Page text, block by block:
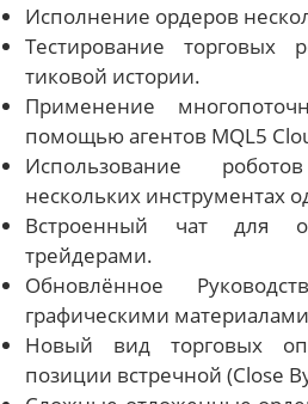
Исполнение ордеров
Тестирование торговых
тиковой истории.
Применение
помощью агентов MQL5
Использование
нескольких инструментах
Встроенный чат для
трейдерами.
Обновлённое
графическими
Новый вид торговых
позиции встречной (Close